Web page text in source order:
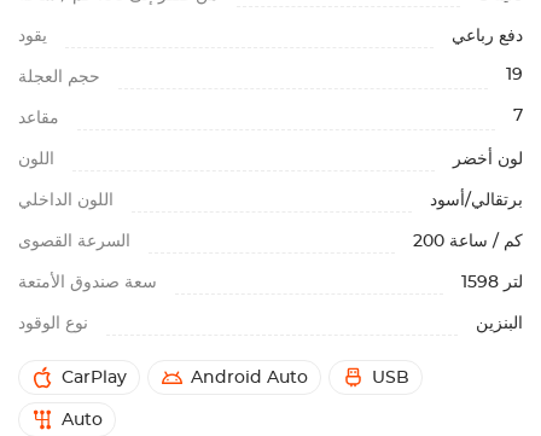
يقود دفع رباعي
حجم العجلة 19
مقاعد 7
اللون لون أخضر
اللون الداخلي برتقالي/أسود
السرعة القصوى 200 كم / ساعة
سعة صندوق الأمتعة 1598 لتر
نوع الوقود البنزين
CarPlay Android Auto USB
Auto